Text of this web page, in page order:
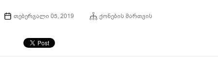
თებერვალი 05, 2019 ქონების მართვის